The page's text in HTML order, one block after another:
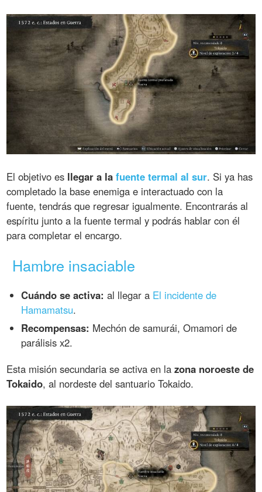
El objetivo es llegar a lafuente termal al sur. Si ya has
completado la base enemiga e interactuado con la
fuente, tendrás que regresar igualmente. Encontrarás al
espíritu junto a la fuente termal y podrás hablar con él
para completar el encargo.
Hambre insaciable
Cuándo se activa: al llegar a El incidente de
Hamamatsu.
Recompensas: Mechón de samurái, Omamori de
parálisis x2.
Esta misión secundaria se activa en lazona noroeste de
Tokaido, al nordeste del santuario Tokaido.